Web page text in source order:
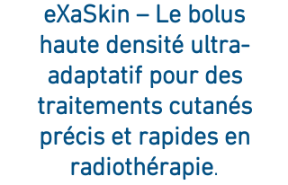
eXaSkin – Le bolus
haute densité ultra-
adaptatif pour des
traitements cutanés
précis et rapides en
radiothérapie.